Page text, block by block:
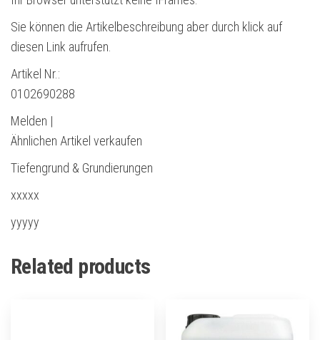
Sie können die Artikelbeschreibung aber durch klick auf
diesen Link aufrufen.
Artikel Nr.:
0102690288
Melden |
Ähnlichen Artikel verkaufen
Tiefengrund & Grundierungen
xxxxx
yyyyy
Related products